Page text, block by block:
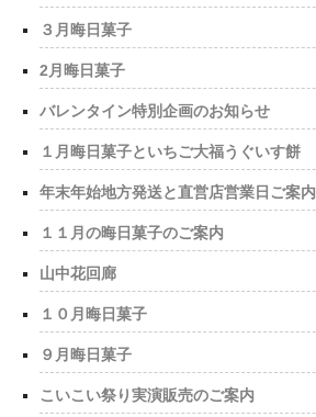
３月晦日菓子
2月晦日菓子
バレンタイン特別企画のお知らせ
１月晦日菓子といちご大福うぐいす餅
年末年始地方発送と直営店営業日ご案内
１１月の晦日菓子のご案内
山中花回廊
１０月晦日菓子
９月晦日菓子
こいこい祭り実演販売のご案内